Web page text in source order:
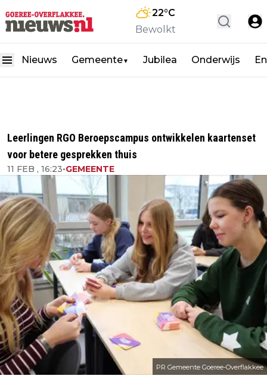
22°C
Bewolkt
Nieuws Gemeente▼ Jubilea Onderwijs
Leerlingen RGO Beroepscampus ontwikkelen kaartenset
voor betere gesprekken thuis
11 FEB , 16:23•GEMEENTE
PR Gemeente Goeree-Overflakkee